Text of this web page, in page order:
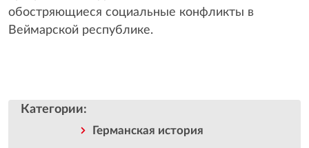
обостряющиеся социальные конфликты в
Веймарской республике.
Категории:
Германская история